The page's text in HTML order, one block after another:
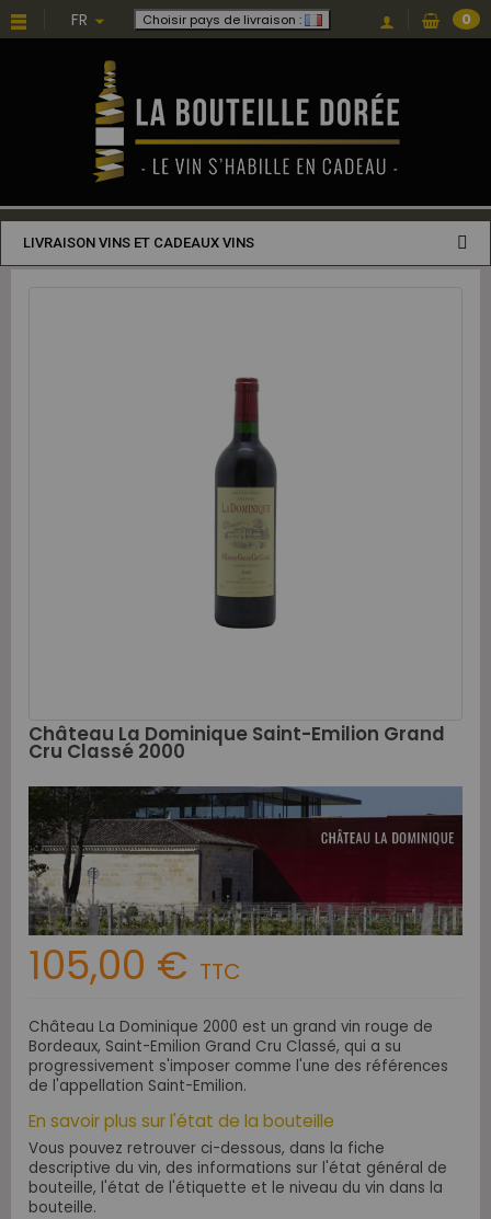
FR Choisir pays de livraison : 0
LIVRAISON VINS ET CADEAUX VINS
Château La Dominique Saint-Emilion Grand
Cru Classé 2000
105,00 € TTC
Château La Dominique 2000 est un grand vin rouge de
Bordeaux, Saint-Emilion Grand Cru Classé, qui a su
progressivement s'imposer comme l'une des références
de l'appellation Saint-Emilion.
En savoir plus sur l'état de la bouteille
Vous pouvez retrouver ci-dessous, dans la fiche
descriptive du vin, des informations sur l'état général de
bouteille, l'état de l'étiquette et le niveau du vin dans la
bouteille.